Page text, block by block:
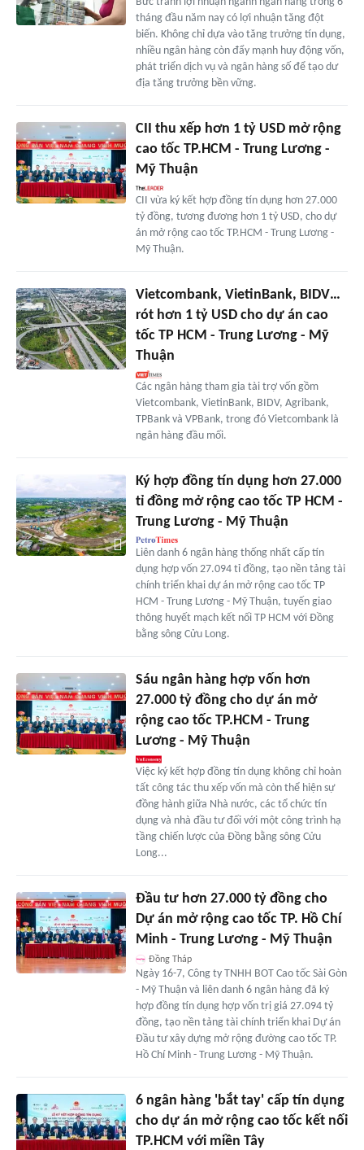
tháng đầu năm nay có lợi nhuận tăng đột
biến. Không chỉ dựa vào tăng trưởng tín dụng,
nhiều ngân hàng còn đẩy mạnh huy động vốn,
phát triển dịch vụ và ngân hàng số để tạo dư
địa tăng trưởng bền vững.
CII thu xếp hơn 1 tỷ USD mở rộng
cao tốc TP.HCM - Trung Lương -
Mỹ Thuận
CII vừa ký kết hợp đồng tín dụng hơn 27.000
tỷ đồng, tương đương hơn 1 tỷ USD, cho dự
án mở rộng cao tốc TP.HCM - Trung Lương -
Mỹ Thuận.
Vietcombank, VietinBank, BIDV…
rót hơn 1 tỷ USD cho dự án cao
tốc TP HCM - Trung Lương - Mỹ
Thuận
Các ngân hàng tham gia tài trợ vốn gồm
Vietcombank, VietinBank, BIDV, Agribank,
TPBank và VPBank, trong đó Vietcombank là
ngân hàng đầu mối.
Ký hợp đồng tín dụng hơn 27.000
tỉ đồng mở rộng cao tốc TP HCM -
Trung Lương - Mỹ Thuận
Liên danh 6 ngân hàng thống nhất cấp tín
dụng hợp vốn 27.094 tỉ đồng, tạo nền tảng tài
chính triển khai dự án mở rộng cao tốc TP
HCM - Trung Lương - Mỹ Thuận, tuyến giao
thông huyết mạch kết nối TP HCM với Đồng
bằng sông Cửu Long.
Sáu ngân hàng hợp vốn hơn
27.000 tỷ đồng cho dự án mở
rộng cao tốc TP.HCM - Trung
Lương - Mỹ Thuận
Việc ký kết hợp đồng tín dụng không chỉ hoàn
tất công tác thu xếp vốn mà còn thể hiện sự
đồng hành giữa Nhà nước, các tổ chức tín
dụng và nhà đầu tư đối với một công trình hạ
tầng chiến lược của Đồng bằng sông Cửu
Long...
Đầu tư hơn 27.000 tỷ đồng cho
Dự án mở rộng cao tốc TP. Hồ Chí
Minh - Trung Lương - Mỹ Thuận
Đồng Tháp
Ngày 16-7, Công ty TNHH BOT Cao tốc Sài Gòn
- Mỹ Thuận và liên danh 6 ngân hàng đã ký
hợp đồng tín dụng hợp vốn trị giá 27.094 tỷ
đồng, tạo nền tảng tài chính triển khai Dự án
Đầu tư xây dựng mở rộng đường cao tốc TP.
Hồ Chí Minh - Trung Lương - Mỹ Thuận.
6 ngân hàng 'bắt tay' cấp tín dụng
cho dự án mở rộng cao tốc kết nối
TP.HCM với miền Tây